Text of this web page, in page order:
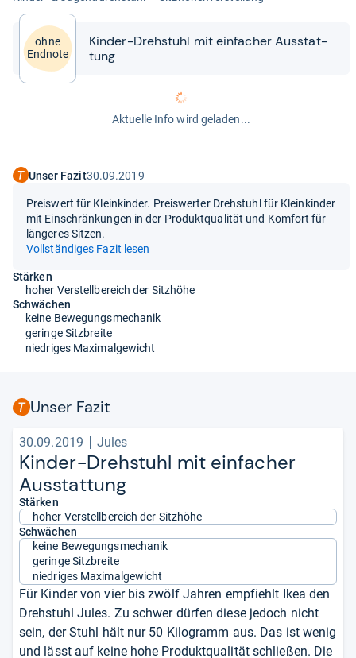
ohne
Endnote
Kin­der-​​Dreh­stuhl mit ein­fa­cher Aus­stat­
tung
Aktuelle Info wird geladen...
Unser Fazit30.09.2019
Preiswert für Kleinkinder. Preiswerter Drehstuhl für Kleinkinder
mit Einschränkungen in der Produktqualität und Komfort für
längeres Sitzen.
Vollständiges Fazit lesen
Stärken
hoher Verstellbereich der Sitzhöhe
Schwächen
keine Bewegungsmechanik
geringe Sitzbreite
niedriges Maximalgewicht
Unser Fazit
30.09.2019 Jules
Kin­der-​Dreh­stuhl mit ein­fa­cher
Aus­stat­tung
Stärken
hoher Verstellbereich der Sitzhöhe
Schwächen
keine Bewegungsmechanik
geringe Sitzbreite
niedriges Maximalgewicht
Für Kinder von vier bis zwölf Jahren empfiehlt Ikea den
Drehstuhl Jules. Zu schwer dürfen diese jedoch nicht
sein, der Stuhl hält nur 50 Kilogramm aus. Das ist wenig
und lässt auf keine hohe Produktqualität schließen. Die